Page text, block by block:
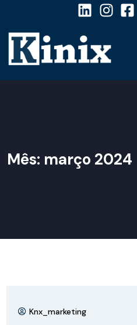
Mês: março 2024
Knx_marketing